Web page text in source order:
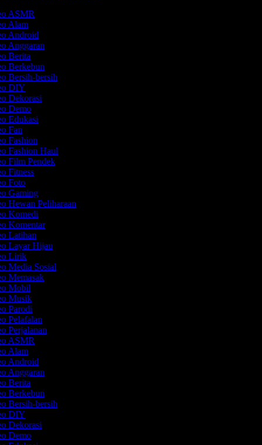
ASMR
Alam
Android
Anggaran
Berita
Berkebun
Bersih-bersih
DIY
Dekorasi
Demo
Edukasi
Fan
Fashion
Fashion Haul
Film Pendek
Fitness
Foto
Gaming
Hewan Peliharaan
Komedi
Komentar
Latihan
Layar Hijau
Lirik
Media Sosial
Memasak
Mobil
Musik
Parodi
Pelafalan
Perjalanan
ASMR
Alam
Android
Anggaran
Berita
Berkebun
Bersih-bersih
DIY
Dekorasi
Demo